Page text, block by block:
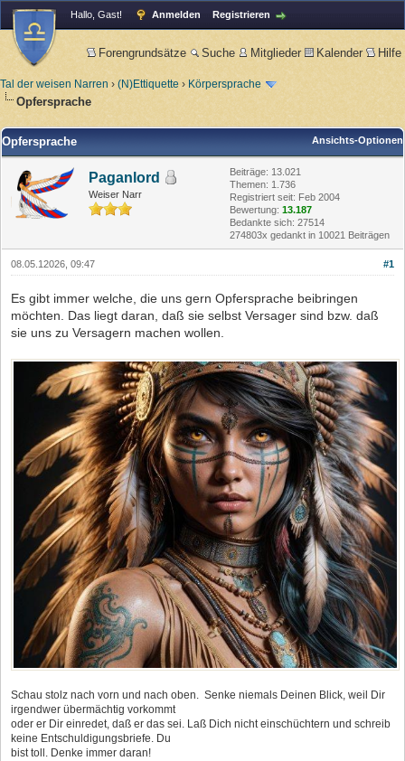
Hallo, Gast! Anmelden Registrieren
Forengrundsätze Suche Mitglieder Kalender Hilfe
Tal der weisen Narren › (N)Ettiquette› Körpersprache
Opfersprache
Ansichts-Optionen
Opfersprache
Paganlord
Weiser Narr
Beiträge: 13.021
Themen: 1.736
Registriert seit: Feb 2004
Bewertung: 13.187
Bedankte sich: 27514
274803x gedankt in 10021 Beiträgen
#1
08.05.12026, 09:47
Es gibt immer welche, die uns gern Opfersprache beibringen
möchten. Das liegt daran, daß sie selbst Versager sind bzw. daß
sie uns zu Versagern machen wollen.
Schau stolz nach vorn und nach oben. Senke niemals Deinen Blick, weil Dir
irgendwer übermächtig vorkommt
oder er Dir einredet, daß er das sei. Laß Dich nicht einschüchtern und schreib
keine Entschuldigungsbriefe. Du
bist toll. Denke immer daran!